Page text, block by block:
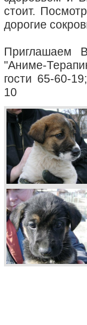
стоит.
дорогие
Приглашаем
"Аниме-
гости 65-60-
10